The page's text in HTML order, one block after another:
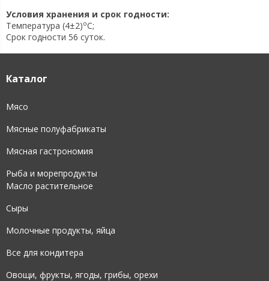
Условия хранения и срок годности:
Температура (4±2)oC;
Срок годности 56 суток.
Каталог
Мясо
Мясные полуфабрикаты
Мясная гастрономия
Рыба и морепродукты
Масло растительное
Сыры
Молочные продукты, яйца
Все для кондитера
Овощи, фрукты, ягоды, грибы, орехи